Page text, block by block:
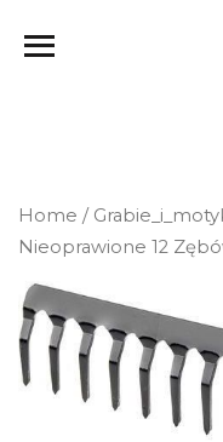
Home /
Nieoprawione 12